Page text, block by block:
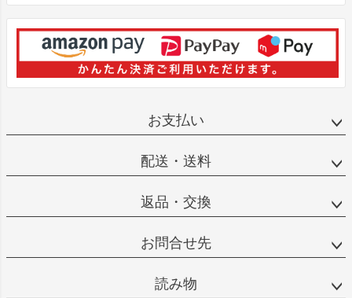
お支払い
配送・送料
返品・交換
お問合せ先
読み物